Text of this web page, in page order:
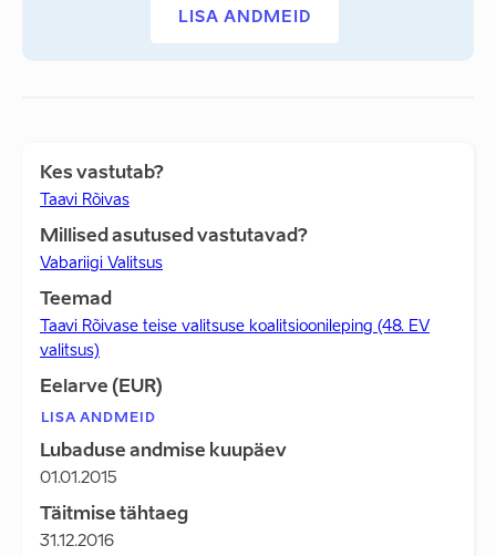
LISA ANDMEID
Kes vastutab?
Taavi Rõivas
Millised asutused vastutavad?
Vabariigi Valitsus
Teemad
Taavi Rõivase teise valitsuse koalitsioonileping (48. EV
valitsus)
Eelarve (EUR)
LISA ANDMEID
Lubaduse andmise kuupäev
01.01.2015
Täitmise tähtaeg
31.12.2016